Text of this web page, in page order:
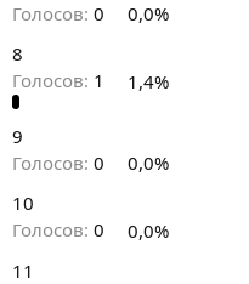
Голосов: 0
0,0%
8
Голосов: 1 1,4%
9
Голосов: 0
0,0%
10
Голосов: 0
0,0%
11